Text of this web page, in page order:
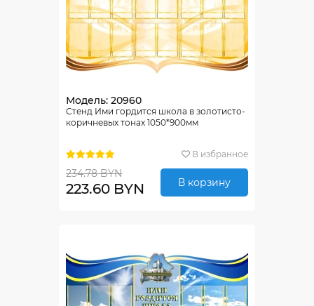
Модель: 20960
Стенд Ими гордится школа в золотисто-
коричневых тонах 1050*900мм
В избранное
234.78 BYN
223.60 BYN В корзину